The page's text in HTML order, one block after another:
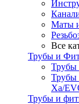
Маты
Все
Трубы и
Трубы
Трубы
Xa/
Трубы и